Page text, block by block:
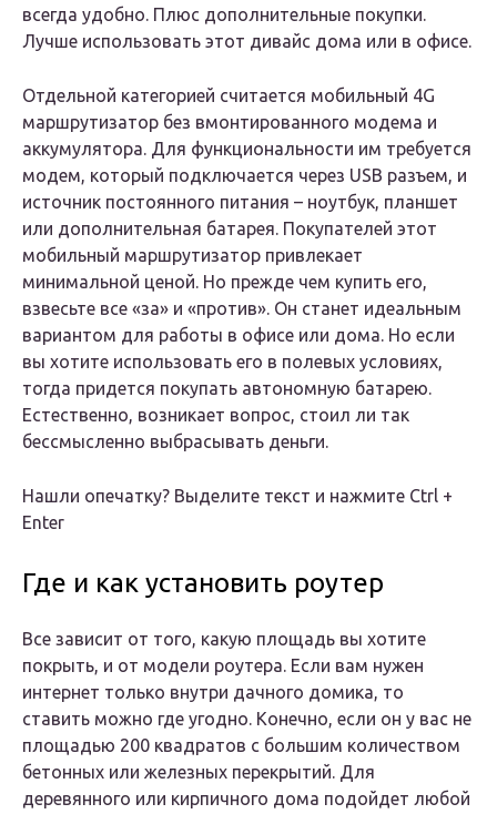
всегда удобно. Плюс дополнительные покупки.
Лучше использовать этот дивайс дома или в офисе.
Отдельной категорией считается мобильный 4G
маршрутизатор без вмонтированного модема и
аккумулятора. Для функциональности им требуется
модем, который подключается через USB разъем, и
источник постоянного питания – ноутбук, планшет
или дополнительная батарея. Покупателей этот
мобильный маршрутизатор привлекает
минимальной ценой. Но прежде чем купить его,
взвесьте все «за» и «против». Он станет идеальным
вариантом для работы в офисе или дома. Но если
вы хотите использовать его в полевых условиях,
тогда придется покупать автономную батарею.
Естественно, возникает вопрос, стоил ли так
бессмысленно выбрасывать деньги.
Нашли опечатку? Выделите текст и нажмите Ctrl +
Enter
Где и как установить роутер
Все зависит от того, какую площадь вы хотите
покрыть, и от модели роутера. Если вам нужен
интернет только внутри дачного домика, то
ставить можно где угодно. Конечно, если он у вас не
площадью 200 квадратов с большим количеством
бетонных или железных перекрытий. Для
деревянного или кирпичного дома подойдет любой